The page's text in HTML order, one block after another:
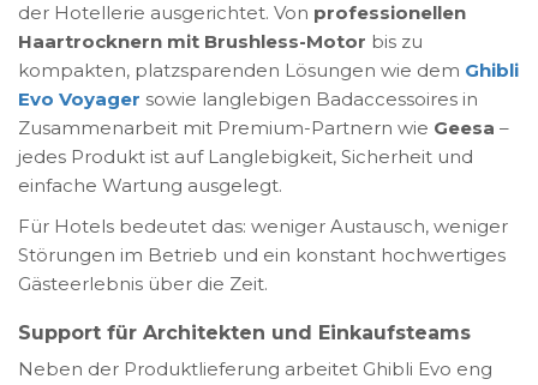
der Hotellerie ausgerichtet. Von professionellen
Haartrocknern mit Brushless-Motor bis zu
kompakten, platzsparenden Lösungen wie dem Ghibli
Evo Voyager sowie langlebigen Badaccessoires in
Zusammenarbeit mit Premium-Partnern wie Geesa –
jedes Produkt ist auf Langlebigkeit, Sicherheit und
einfache Wartung ausgelegt.
Für Hotels bedeutet das: weniger Austausch, weniger
Störungen im Betrieb und ein konstant hochwertiges
Gästeerlebnis über die Zeit.
Support für Architekten und Einkaufsteams
Neben der Produktlieferung arbeitet Ghibli Evo eng